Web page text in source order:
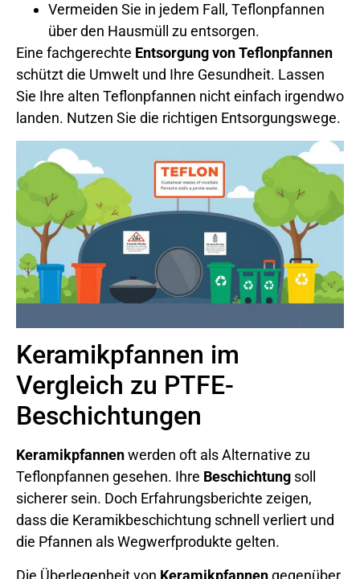
Vermeiden Sie in jedem Fall, Teflonpfannen
über den Hausmüll zu entsorgen.
Eine fachgerechte Entsorgung von Teflonpfannen
schützt die Umwelt und Ihre Gesundheit. Lassen
Sie Ihre alten Teflonpfannen nicht einfach irgendwo
landen. Nutzen Sie die richtigen Entsorgungswege.
Keramikpfannen im
Vergleich zu PTFE-
Beschichtungen
Keramikpfannenwerden oft als Alternative zu
Teflonpfannen gesehen. Ihre Beschichtung soll
sicherer sein. Doch Erfahrungsberichte zeigen,
dass die Keramikbeschichtung schnell verliert und
die Pfannen als Wegwerfprodukte gelten.
Die Überlegenheit von Keramikpfannen gegenüber